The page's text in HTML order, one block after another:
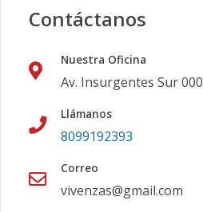
Contáctanos
Nuestra Oficina
Av. Insurgentes Sur
Llámanos
8099192393
Correo
vivenzas@gmail.com